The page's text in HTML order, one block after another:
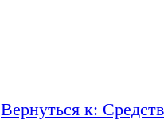
Вернуться к: